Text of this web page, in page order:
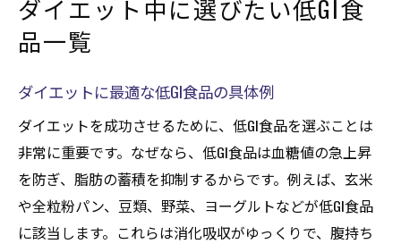
ダイエット中に選びたい低GI食
品一覧
ダイエットに最適な低GI食品の具体例
ダイエットを成功させるために、低GI食品を選ぶことは
非常に重要です。なぜなら、低GI食品は血糖値の急上昇
を防ぎ、脂肪の蓄積を抑制するからです。例えば、玄米
や全粒粉パン、豆類、野菜、ヨーグルトなどが低GI食品
に該当します。これらは消化吸収がゆっくりで、腹持ち